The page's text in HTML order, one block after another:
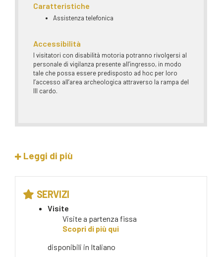
Caratteristiche
Assistenza telefonica
Accessibilità
I visitatori con disabilità motoria potranno rivolgersi al
personale di vigilanza presente all’ingresso, in modo
tale che possa essere predisposto ad hoc per loro
l’accesso all’area archeologica attraverso la rampa del
III cardo.
Leggi di più
SERVIZI
Visite
Visite a partenza fissa
Scopri di più qui
disponibili in Italiano